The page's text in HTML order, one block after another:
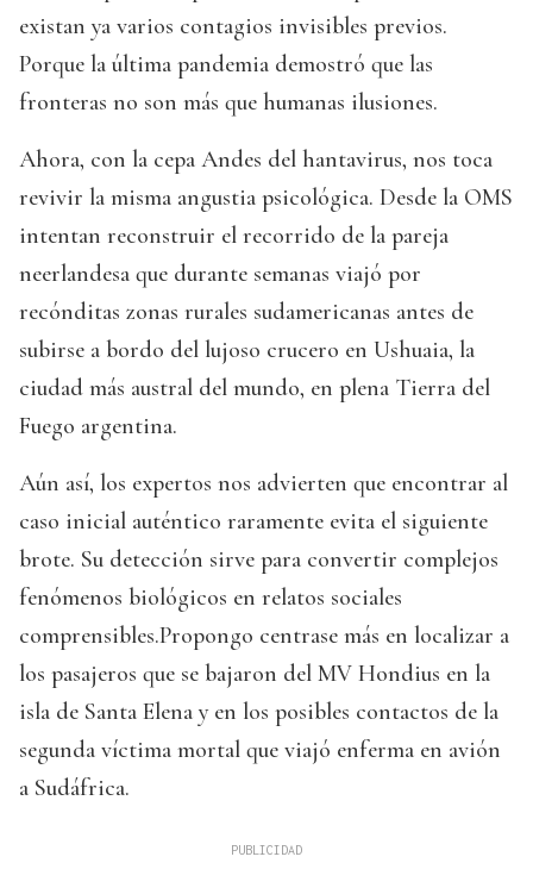
existan ya varios contagios invisibles previos.
Porque la última pandemia demostró que las
fronteras no son más que humanas ilusiones.
Ahora, con la cepa Andes del hantavirus, nos toca
revivir la misma angustia psicológica. Desde la OMS
intentan reconstruir el recorrido de la pareja
neerlandesa que durante semanas viajó por
recónditas zonas rurales sudamericanas antes de
subirse a bordo del lujoso crucero en Ushuaia, la
ciudad más austral del mundo, en plena Tierra del
Fuego argentina.
Aún así, los expertos nos advierten que encontrar al
caso inicial auténtico raramente evita el siguiente
brote. Su detección sirve para convertir complejos
fenómenos biológicos en relatos sociales
comprensibles.Propongo centrase más en localizar a
los pasajeros que se bajaron del MV Hondius en la
isla de Santa Elena y en los posibles contactos de la
segunda víctima mortal que viajó enferma en avión
a Sudáfrica.